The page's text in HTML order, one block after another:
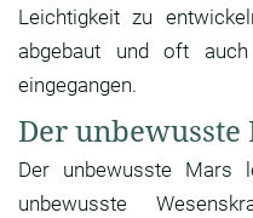
Leichtigkeit zu
abgebaut und oft auch
eingegangen.
Der unbewusste
Der unbewusste Mars
unbewusste